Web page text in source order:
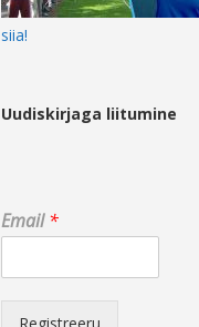
siia!
Uudiskirjaga liitumine
*
E
a
Email*